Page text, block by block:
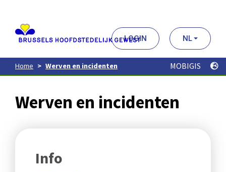
contenu
principal
LOGIN NL
Home Werven en incidenten MOBIGIS
Werven en incidenten
Info